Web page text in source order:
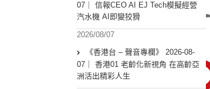
07｜ 信報CEO AI EJ Tech模擬經營
汽水機 AI即變狡猾
2026/08/07
《香港台 – 聲音專欄》 2026-08-
07｜ 香港01 老齡化新視角 在高齡亞
洲活出精彩人生